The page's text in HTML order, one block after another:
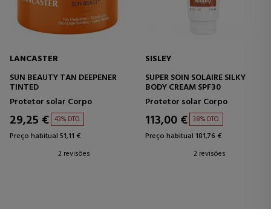
LANCASTER
SUN BEAUTY TAN DEEPENER
TINTED
Protetor solar Corpo
29,25 € 43% DTO.
Preço habitual 51,11 €
2 revisões
SISLEY
SUPER SOIN SOLAIRE SILKY
BODY CREAM SPF30
Protetor solar Corpo
113,00 € 38% DTO.
Preço habitual 181,76 €
2 revisões